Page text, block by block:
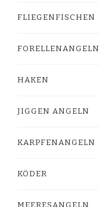
FLIEGENFISCHEN
FORELLENANGELN
HAKEN
JIGGEN ANGELN
KARPFENANGELN
KÖDER